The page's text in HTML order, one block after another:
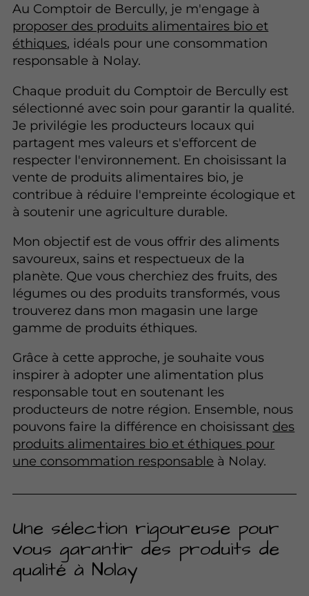
Au Comptoir de Bercully, je m'engage à
proposer des produits alimentaires bio et
éthiques, idéals pour une consommation
responsable à Nolay.
Chaque produit du Comptoir de Bercully est
sélectionné avec soin pour garantir la qualité.
Je privilégie les producteurs locaux qui
partagent mes valeurs et s'efforcent de
respecter l'environnement. En choisissant la
vente de produits alimentaires bio, je
contribue à réduire l'empreinte écologique et
à soutenir une agriculture durable.
Mon objectif est de vous offrir des aliments
savoureux, sains et respectueux de la
planète. Que vous cherchiez des fruits, des
légumes ou des produits transformés, vous
trouverez dans mon magasin une large
gamme de produits éthiques.
Grâce à cette approche, je souhaite vous
inspirer à adopter une alimentation plus
responsable tout en soutenant les
producteurs de notre région. Ensemble, nous
pouvons faire la différence en choisissant des
produits alimentaires bio et éthiques pour
une consommation responsable à Nolay.
Une sélection rigoureuse pour
vous garantir des produits de
qualité à Nolay